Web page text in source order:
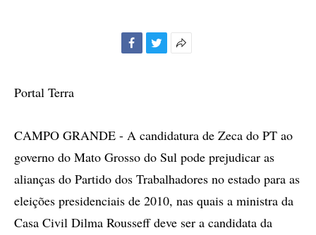
Portal Terra
CAMPO GRANDE - A candidatura de Zeca do PT ao
governo do Mato Grosso do Sul pode prejudicar as
alianças do Partido dos Trabalhadores no estado para as
eleições presidenciais de 2010, nas quais a ministra da
Casa Civil Dilma Rousseff deve ser a candidata da